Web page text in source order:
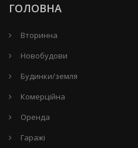
ГОЛОВНА
Вторинна
Новобудови
Будинки/земля
Комерційна
Оренда
Гаражі